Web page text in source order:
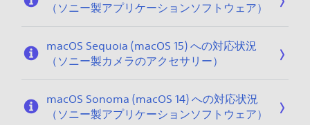
（ソニー製アプリケーションソフトウェア）
macOS Sequoia (macOS 15) への対応状況
（ソニー製カメラのアクセサリー）
macOS Sonoma (macOS 14) への対応状況
（ソニー製アプリケーションソフトウェア）